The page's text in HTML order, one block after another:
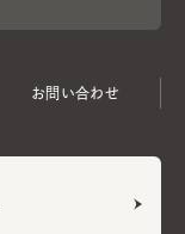
お問い合わせ